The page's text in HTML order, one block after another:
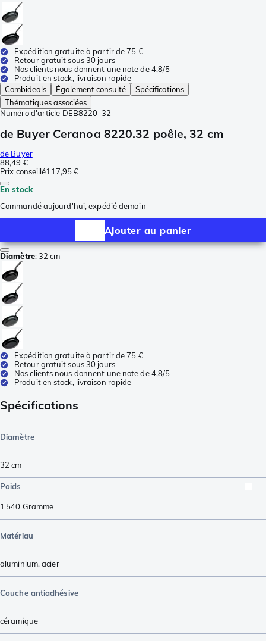
Expédition gratuite à partir de 75 €
Retour gratuit sous 30 jours
Nos clients nous donnent une note de 4,8/5
Produit en stock, livraison rapide
Combideals
Également consulté
Spécifications
Thématiques associées
Numéro d'article DEB8220-32
de Buyer Ceranoa 8220.32 poêle, 32 cm
de Buyer
88,49 €
Prix conseillé117,95 €
En stock
Commandé aujourd'hui, expédié demain
Ajouter au panier
Diamètre:32 cm
Expédition gratuite à partir de 75 €
Retour gratuit sous 30 jours
Nos clients nous donnent une note de 4,8/5
Produit en stock, livraison rapide
Spécifications
Diamètre
32 cm
Poids
1 540 Gramme
Matériau
aluminium,acier
Couche antiadhésive
céramique